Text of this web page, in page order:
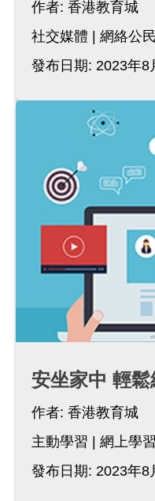
作者: 香港教育城
社交媒體
網絡公民
發布日期: 2023年8
安坐家中 輕
作者: 香港教育城
主動學習
網上學習
發布日期: 2023年8